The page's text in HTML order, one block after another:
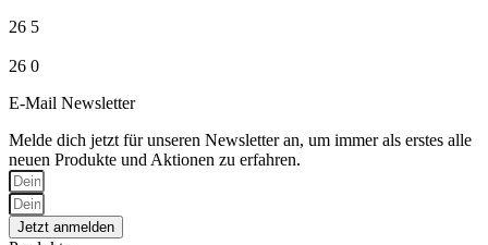
26 5
26 0
E-Mail Newsletter
Melde dich jetzt für unseren Newsletter an, um immer als erstes alle
neuen Produkte und Aktionen zu erfahren.
Jetzt anmelden